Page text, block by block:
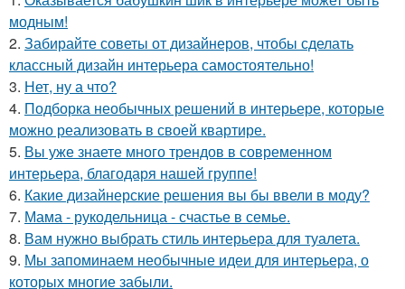
модным!
2. Забирайте советы от дизайнеров, чтобы сделать
классный дизайн интерьера самостоятельно!
3. Нет, ну а что?
4. Подборка необычных решений в интерьере, которые
можно реализовать в своей квартире.
5. Вы уже знаете много трендов в современном
интерьера, благодаря нашей группе!
6. Какие дизайнерские решения вы бы ввели в моду?
7. Мама - рукодельница - счастье в семье.
8. Вам нужно выбрать стиль интерьера для туалета.
9. Мы запоминаем необычные идеи для интерьера, о
которых многие забыли.